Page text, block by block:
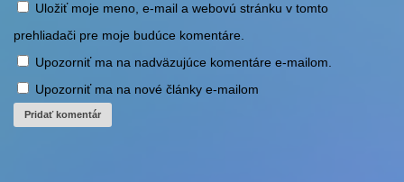
Uložiť moje meno, e-mail a webovú stránku v tomto
prehliadači pre moje budúce komentáre.
Upozorniť ma na nadväzujúce komentáre e-mailom.
Upozorniť ma na nové články e-mailom